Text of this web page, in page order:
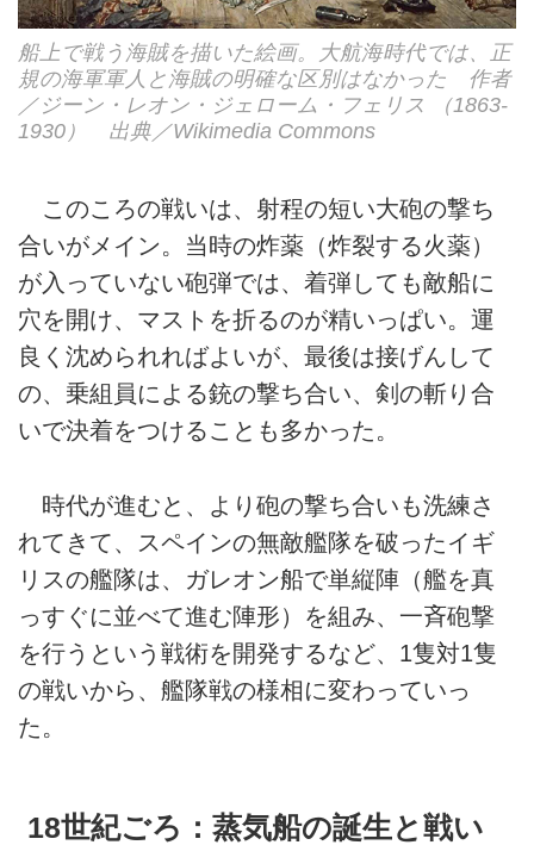
船上で戦う海賊を描いた絵画。大航海時代では、正
規の海軍軍人と海賊の明確な区別はなかった 作者
／ジーン・レオン・ジェローム・フェリス （1863-
1930） 出典／Wikimedia Commons
このころの戦いは、射程の短い大砲の撃ち
合いがメイン。当時の炸薬（炸裂する火薬）
が入っていない砲弾では、着弾しても敵船に
穴を開け、マストを折るのが精いっぱい。運
良く沈められればよいが、最後は接げんして
の、乗組員による銃の撃ち合い、剣の斬り合
いで決着をつけることも多かった。
時代が進むと、より砲の撃ち合いも洗練さ
れてきて、スペインの無敵艦隊を破ったイギ
リスの艦隊は、ガレオン船で単縦陣（艦を真
っすぐに並べて進む陣形）を組み、一斉砲撃
を行うという戦術を開発するなど、1隻対1隻
の戦いから、艦隊戦の様相に変わっていっ
た。
18世紀ごろ：蒸気船の誕生と戦い